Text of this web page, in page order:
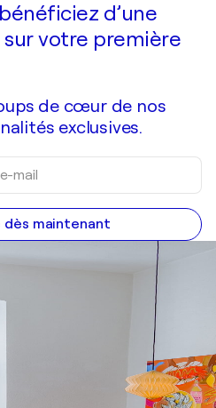
d’une
sur votre première
de cœur de nos
exclusives.
dès maintenant